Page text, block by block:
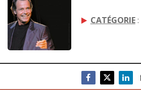
CATÉGORIE: